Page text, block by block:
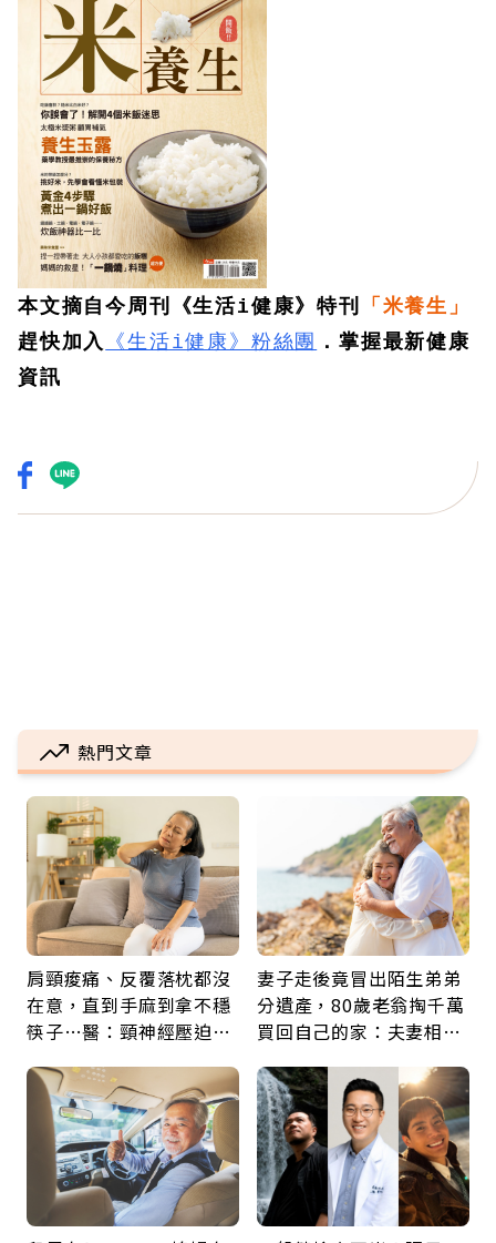
本文摘自今周刊《生活i健康》特刊
「米養生」
趕快加入 《生活i健康》粉絲團 ．掌握最新健康
資訊
熱門文章
肩頸痠痛、反覆落枕都沒
在意，直到手麻到拿不穩
筷子…醫：頸神經壓迫上
鍵
妻子走後竟冒出陌生弟弟
分遺產，80歲老翁掏千萬
買回自己的家：夫妻相守